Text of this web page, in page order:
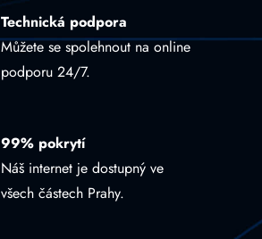
Technická podpora
Můžete se spolehnout na online
podporu 24/7.
99% pokrytí
Náš internet je dostupný ve
všech částech Prahy.